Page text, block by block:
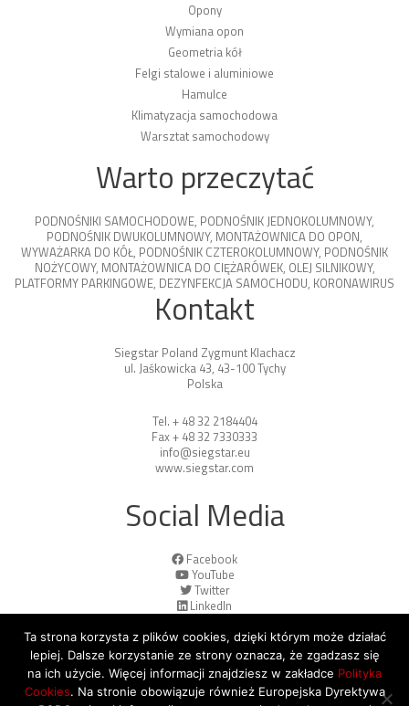
Opony
Wymiana opon
Geometria kół
Felgi stalowe i aluminiowe
Hamulce
Klimatyzacja samochodowa
Warsztat samochodowy
Warto przeczytać
PODNOŚNIKI SAMOCHODOWE, PODNOŚNIK JEDNOKOLUMNOWY,
PODNOŚNIK DWUKOLUMNOWY, MONTAŻOWNICA DO OPON,
WYWAŻARKA DO KÓŁ, PODNOŚNIK CZTEROKOLUMNOWY, PODNOŚNIK
NOŻYCOWY, MONTAŻOWNICA DO CIĘŻARÓWEK, OLEJ SILNIKOWY,
PLATFORMY PARKINGOWE, DEZYNFEKCJA SAMOCHODU, KORONAWIRUS
Kontakt
Siegstar Poland Zygmunt Klachacz
ul. Jaśkowicka 43, 43-100 Tychy
Polska
Tel. + 48 32 2184404
Fax + 48 32 7330333
info@siegstar.eu
www.siegstar.com
Social Media
Facebook
YouTube
Twitter
LinkedIn
Ta strona korzysta z plików cookies, dzięki którym może działać
lepiej. Dalsze korzystanie ze strony oznacza, że zgadzasz się
na ich użycie. Więcej informacji znajdziesz w zakładce Polityka
Cookies. Na stronie obowiązuje również Europejska Dyrektywa